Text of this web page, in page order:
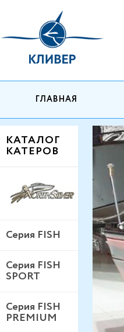
ГЛАВНАЯ
КАТАЛОГ
КАТЕРОВ
Серия FISH
Серия FISH
SPORT
Серия FISH
PREMIUM